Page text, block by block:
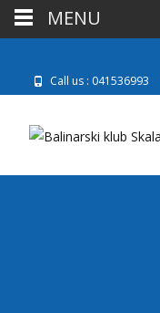
Call us : 041536993
MENU